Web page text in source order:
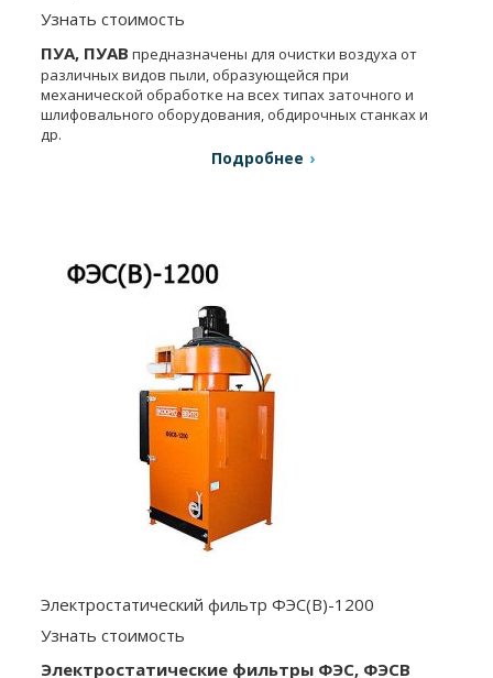
Узнать стоимость
ПУА, ПУАВ предназначены для очистки воздуха от
различных видов пыли, образующейся при
механической обработке на всех типах заточного и
шлифовального оборудования, обдирочных станках и
др.
Подробнее
Электростатический фильтр ФЭС(В)-1200
Узнать стоимость
Электростатические фильтры ФЭС, ФЭСВ